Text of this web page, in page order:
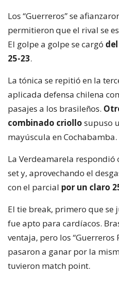
Los “Guerreros” se
permitieron que el rival se
El golpe a golpe se cargó
25-23.
La tónica se repitió en la
aplicada defensa chilena
pasajes a los brasileños.
combinado criollo supuso
mayúscula en Cochabamba.
La Verdeamarela respondió
set y, aprovechando el
con el parcial por un claro
El tie break, primero que se
fue apto para cardíacos.
ventaja, pero los “Guerreros
pasaron a ganar por la
tuvieron match point.